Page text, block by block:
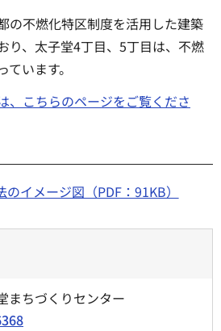
の不燃化特区制度を活用した建築
り、太子堂4丁目、5丁目は、不燃
います。
、こちらのページをご覧くださ
のイメージ図（PDF：91KB）
まちづくりセンター